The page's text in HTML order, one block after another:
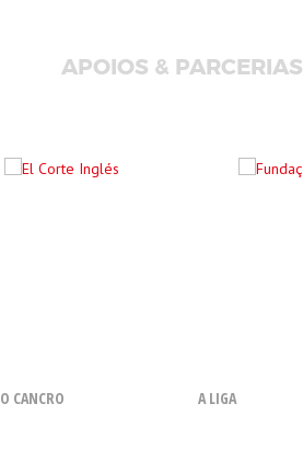
APOIOS & PARCERIAS
CANCRO
A LIGA